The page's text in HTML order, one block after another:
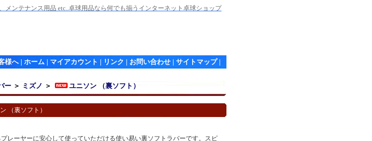
メンテナンス用品 etc..卓球用品なら何でも揃うインターネット卓球ショップ
様へ| ホーム マイアカウント リンク お問い合わせ サイトマップ|
ー ＞ ミズノ ＞ ユニソン （裏ソフト）
（裏ソフト）
レーヤーに安心して使っていただける使い易い裏ソフトラバーです。スピ